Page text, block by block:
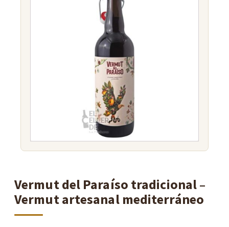
Vermut del Paraíso tradicional –
Vermut artesanal mediterráneo